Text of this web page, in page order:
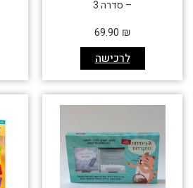
– סדרה 3
לרכישה
69.90 ₪